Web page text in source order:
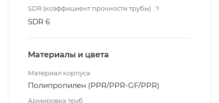
SDR (коэффициент прочности трубы) ?
SDR 6
Материалы и цвета
Материал корпуса
Полипропилен (PPR/PPR-GF/PPR)
Армировка труб